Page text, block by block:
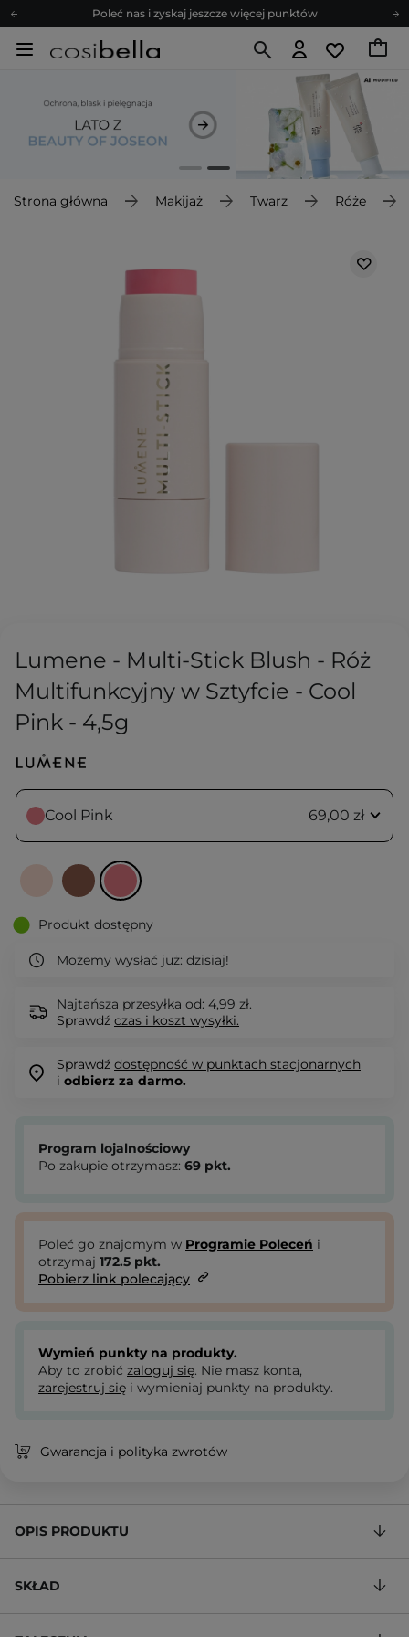
Poleć nas i zyskaj jeszcze więcej punktów
Zapisz się na newsletter pełen porad
Z nami to możliwe! Realizacja zamówienia do 24h.
Poleć nas i zyskaj jeszcze więcej punktów
Zapisz się na newsletter pełen porad
Strona główna Makijaż Twarz Róże
Lumene - Multi-Stick Blush - Róż
Multifunkcyjny w Sztyfcie - Cool
Pink - 4,5g
Cool Pink 69,00 zł
Produkt dostępny
Możemy wysłać już: dzisiaj!
Najtańsza przesyłka od: 4,99 zł.
Sprawdź czas i koszt wysyłki.
Sprawdź dostępność w punktach stacjonarnych
i odbierz za darmo.
Program lojalnościowy
Po zakupie otrzymasz: 69 pkt.
Poleć go znajomym w Programie Poleceń i
otrzymaj 172.5 pkt.
Pobierz link polecający
Wymień punkty na produkty.
Aby to zrobić zaloguj się. Nie masz konta,
zarejestruj się i wymieniaj punkty na produkty.
Gwarancja i polityka zwrotów
OPIS PRODUKTU
SKŁAD